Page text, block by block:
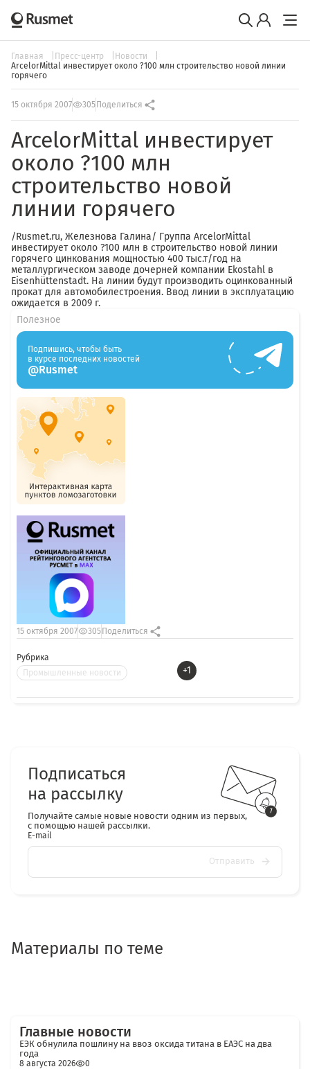
Главная Пресс-центр
Новости
ArcelorMittal инвестирует около ?100 млн строительство новой линии
горячего
15 октября 2007 305 Поделиться
ArcelorMittal инвестирует
около ?100 млн
строительство новой
линии горячего
/Rusmet.ru, Железнова Галина/ Группа ArcelorMittal
инвестирует около ?100 млн в строительство новой линии
горячего цинкования мощностью 400 тыс.т/год на
металлургическом заводе дочерней компании Ekostahl в
Eisenhüttenstadt. На линии будут производить оцинкованный
прокат для автомобилестроения. Ввод линии в эксплуатацию
ожидается в 2009 г.
Рубрика
Промышленные новости
+1
15 октября 2007 305 Поделиться
Полезное
Подпишись, чтобы быть
в курсе последних новостей
@Rusmet
Подписаться
на рассылку
Получайте самые новые новости одним из первых,
с помощью нашей рассылки.
E-mail
Отправить
Материалы по теме
Главные новости
ЕЭК обнулила пошлину на ввоз оксида титана в ЕАЭС на два
года
8 августа 2026 0